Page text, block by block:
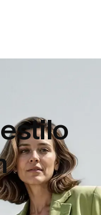
estilo